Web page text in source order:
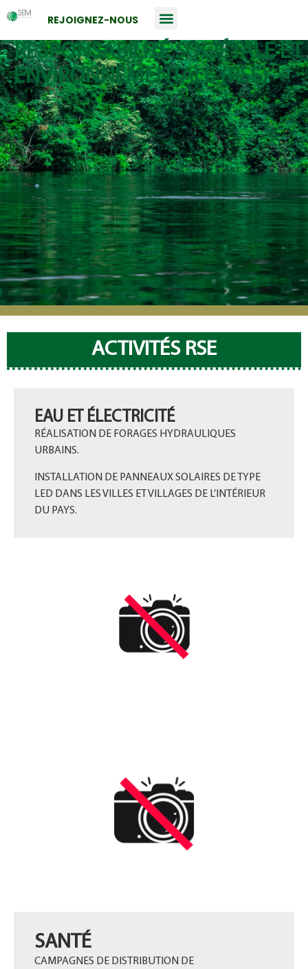
REJOIGNEZ-NOUS
RESPONSABILITÉ SOCIÉTALE ET
ENVIRONNEMENTALE (RSE)
ACTIVITÉS RSE
EAU ET ÉLECTRICITÉ
RÉALISATION DE FORAGES HYDRAULIQUES
URBAINS.
INSTALLATION DE PANNEAUX SOLAIRES DE TYPE
LED DANS LES VILLES ET VILLAGES DE L’INTÉRIEUR
DU PAYS.
SANTÉ
CAMPAGNES DE DISTRIBUTION DE